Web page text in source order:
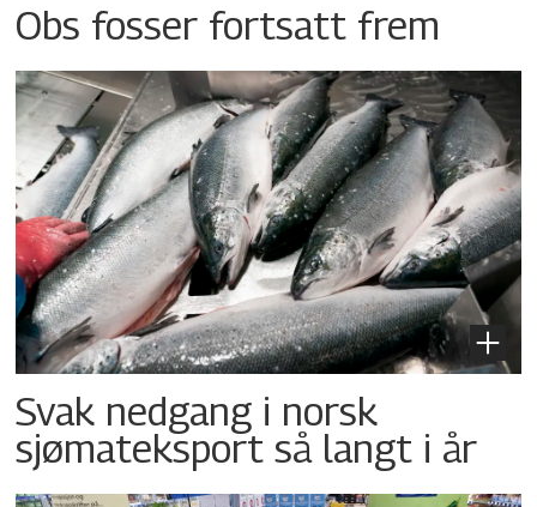
Obs fosser fortsatt frem
Svak nedgang i norsk
sjømateksport så langt i år